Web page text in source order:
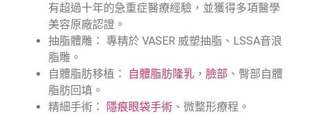
有超過十年的急重症醫療經驗，並獲得多項醫學
美容原廠認證。
抽脂體雕： 專精於 VASER 威塑抽脂、LSSA音浪
脂雕。
自體脂肪移植：
自體脂肪隆乳 ， 臉部 、臀部自體
脂肪回填。
精細手術：
隱痕眼袋手術 、微整形療程。